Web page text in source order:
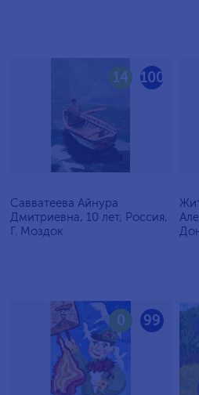
100
14
Савватеева Айнура
Дмитриевна, 10 лет, Россия,
Г. Моздок
99
0